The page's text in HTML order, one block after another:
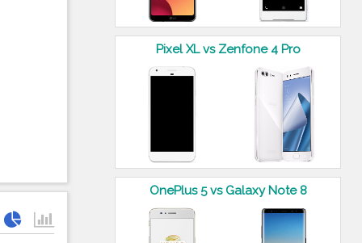
Pixel XL vs Zenfone 4 Pro
OnePlus 5 vs Galaxy Note 8